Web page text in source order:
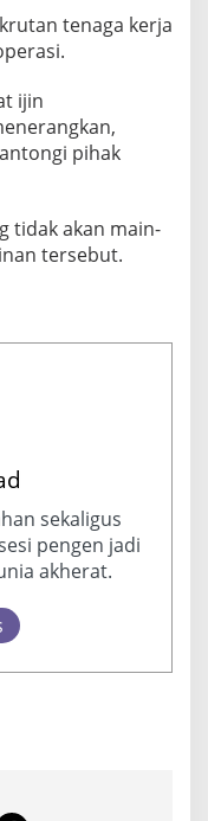
tenaga kerja
ijin
pihak
tidak akan main-
tersebut.
sekaligus
pengen jadi
akherat.